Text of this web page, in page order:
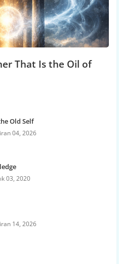
That Is the Oil of
Old Self
04, 2026
03, 2020
14, 2026